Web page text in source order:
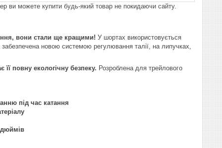
ви можете купити будь-який товар не покидаючи сайту.
вони стали ще кращими! У шортах використовується
новою системою регулювання талії, на липучках,
повну екологічну безпеку. Розроблена для трейлового
під час катання
дюймів